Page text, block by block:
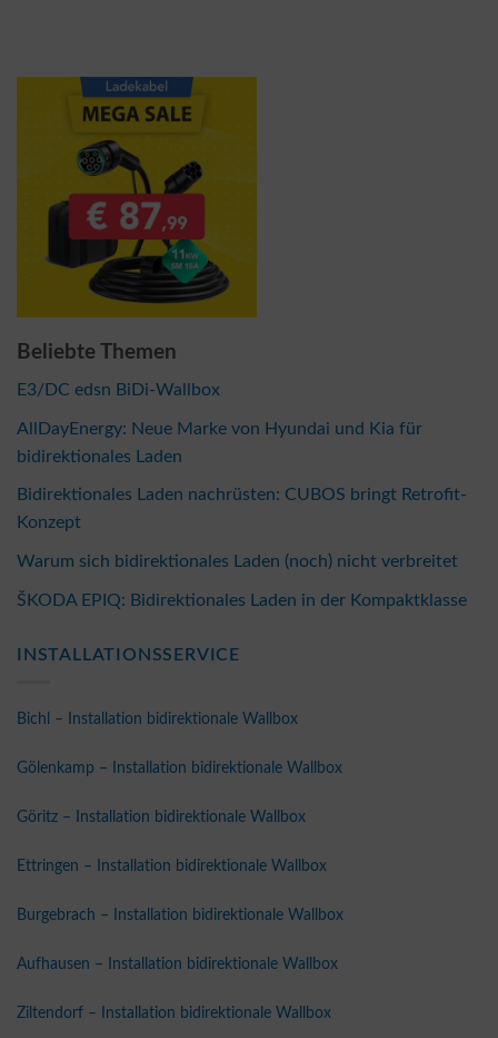
Beliebte Themen
E3/DC edsn BiDi-Wallbox
AllDayEnergy: Neue Marke von Hyundai und Kia für
bidirektionales Laden
Bidirektionales Laden nachrüsten: CUBOS bringt Retrofit-
Konzept
Warum sich bidirektionales Laden (noch) nicht verbreitet
ŠKODA EPIQ: Bidirektionales Laden in der Kompaktklasse
INSTALLATIONSSERVICE
Bichl – Installation bidirektionale Wallbox
Gölenkamp – Installation bidirektionale Wallbox
Göritz – Installation bidirektionale Wallbox
Ettringen – Installation bidirektionale Wallbox
Burgebrach – Installation bidirektionale Wallbox
Aufhausen – Installation bidirektionale Wallbox
Ziltendorf – Installation bidirektionale Wallbox